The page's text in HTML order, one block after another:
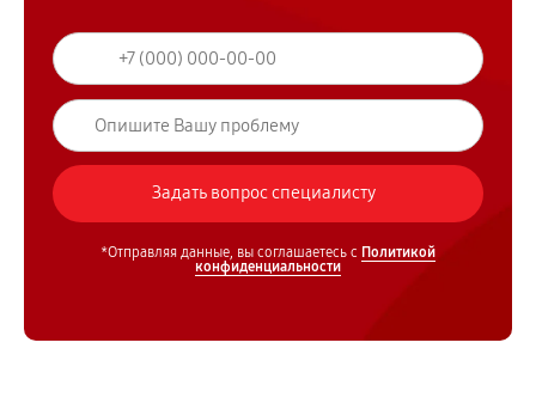
*Отправляя данные, вы соглашаетесь с Политикой
конфиденциальности